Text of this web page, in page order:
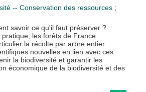
-- Conservation des ressources ;
savoir ce qu'il faut préserver ?
les forêts de France
la récolte par arbre entier
nouvelles en lien avec ces
la biodiversité et garantir les
économique de la biodiversité et des